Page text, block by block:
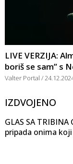
LIVE VERZIJA:
boriš se sam” s
Valter Portal
IZDVOJENO
GLAS SA TRIBINA
pripada onima